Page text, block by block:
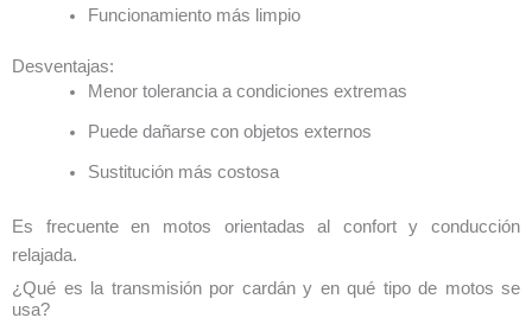
Funcionamiento más limpio
Desventajas:
Menor tolerancia a condiciones extremas
Puede dañarse con objetos externos
Sustitución más costosa
Es frecuente en motos orientadas al confort y conducción
relajada.
¿Qué es la transmisión por cardán y en qué tipo de motos se
usa?